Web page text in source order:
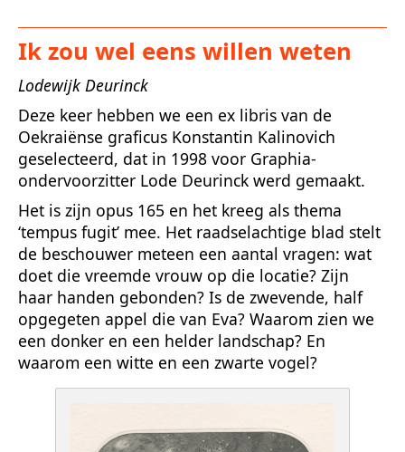
Ik zou wel eens willen weten
Lodewijk Deurinck
Deze keer hebben we een ex libris van de
Oekraiënse graficus Konstantin Kalinovich
geselecteerd, dat in 1998 voor Graphia-
ondervoorzitter Lode Deurinck werd gemaakt.
Het is zijn opus 165 en het kreeg als thema
‘tempus fugit’ mee. Het raadselachtige blad stelt
de beschouwer meteen een aantal vragen: wat
doet die vreemde vrouw op die locatie? Zijn
haar handen gebonden? Is de zwevende, half
opgegeten appel die van Eva? Waarom zien we
een donker en een helder landschap? En
waarom een witte en een zwarte vogel?